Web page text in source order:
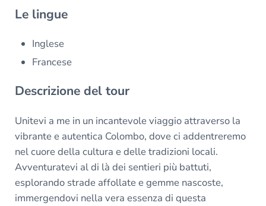
Le lingue
Inglese
Francese
Descrizione del tour
Unitevi a me in un incantevole viaggio attraverso la
vibrante e autentica Colombo, dove ci addentreremo
nel cuore della cultura e delle tradizioni locali.
Avventuratevi al di là dei sentieri più battuti,
esplorando strade affollate e gemme nascoste,
immergendovi nella vera essenza di questa